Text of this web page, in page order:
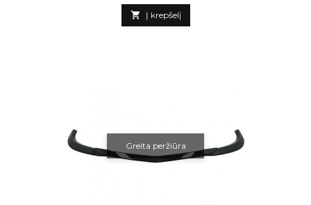
 Į krepšelį
Greita peržiūra